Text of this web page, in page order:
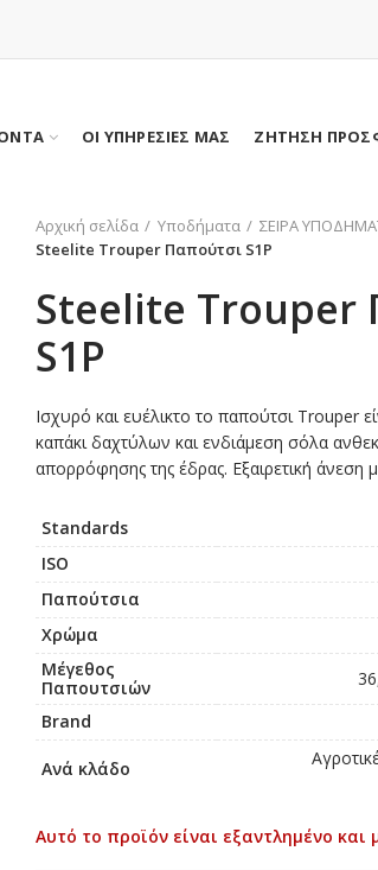
ΟΙ ΥΠΗΡΕΣΙΕΣ ΜΑΣ ΖΗΤΗΣΗ
Αρχική σελίδα Υποδήματα ΣΕΙΡΑ
Steelite Trouper Παπούτσι S1P
Steelite Trouper
S1P
Ισχυρό και ευέλικτο το παπούτσι Trouper
καπάκι δαχτύλων και ενδιάμεση σόλα
απορρόφησης της έδρας. Εξαιρετική άνεση
Standards
ISO
Παπούτσια
Χρώμα
Μέγεθος
Παπουτσιών
Brand
Ανά κλάδο
Αυτό το προϊόν είναι εξαντλημένο και